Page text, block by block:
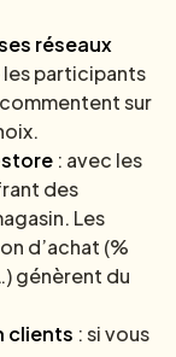
réseaux
participants
sur
: avec les
des
Les
d’achat (%
génèrent du
clients : si vous